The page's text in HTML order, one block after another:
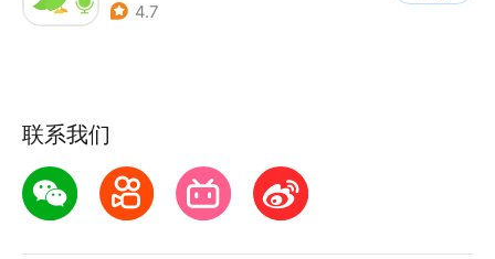
4.7
联系我们